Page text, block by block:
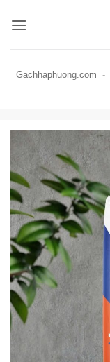
qua
Gachhaphuong.com -